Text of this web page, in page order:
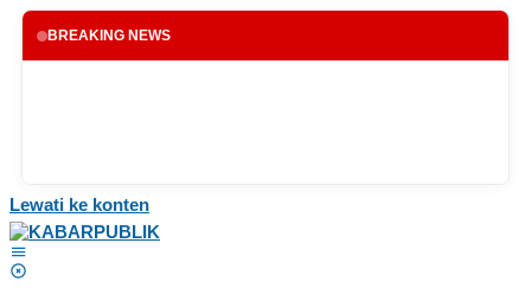
BREAKING NEWS
Lewati ke konten